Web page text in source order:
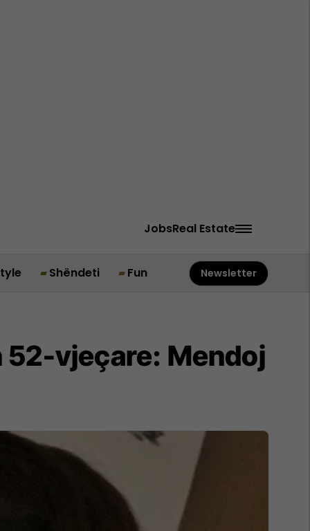
JobsReal Estate
Shëndeti Fun Newsletter
52-vjeçare: Mendoj